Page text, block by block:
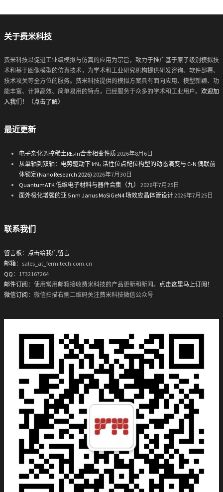
关于费米科技
费米科技以促进工业级模拟与仿真的应用为宗旨，致力于推广基于原子级别模拟技
术和基于图像模型的仿真技术，为学术和工业研究机构提供研发咨询、软件部署、
技术攻关等全方位的服务。费米科技提供的模拟方案具有面向应用、模型新颖、功
能丰富、计算高效、简单易用的特点，已经服务于众多的学术和工业用户。 欢迎加
入我们！（点击了解）
最近更新
电子杂化调控稀土RE₂In合金相变性质2026年8月6日
从单轴到双轴：电势驱动下 IrN₄ 活性位点配位构型的动态演变与 C-N 偶联前
体锁定(Nano Research 2026) 2026年7月30日
QuantumATK 低维电子材料与器件合集（九）
2026年7月25日
面外极化增强的亚 5 nm Janus MoSiGeN4 场效应晶体管设计2026年7月25日
联系我们
留言板 ： 点击给我们留言
邮箱：sales_at_fermitech.com.cn
QQ ：1732167264
邮件订阅 ：使用常用邮箱接收费米科技的产品更新和新闻。 点击这里马上订阅！
微信订阅 ：微信扫描右侧二维码关注费米科技微信公众号